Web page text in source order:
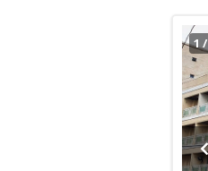
1 /